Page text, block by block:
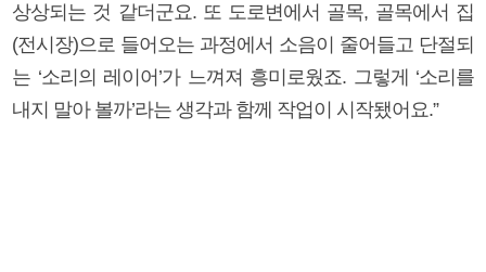
상상되는 것 같더군요. 또 도로변에서 골목, 골목에서 집
(전시장)으로 들어오는 과정에서 소음이 줄어들고 단절되
는 ‘소리의 레이어’가 느껴져 흥미로웠죠. 그렇게 ‘소리를
내지 말아 볼까’라는 생각과 함께 작업이 시작됐어요.”